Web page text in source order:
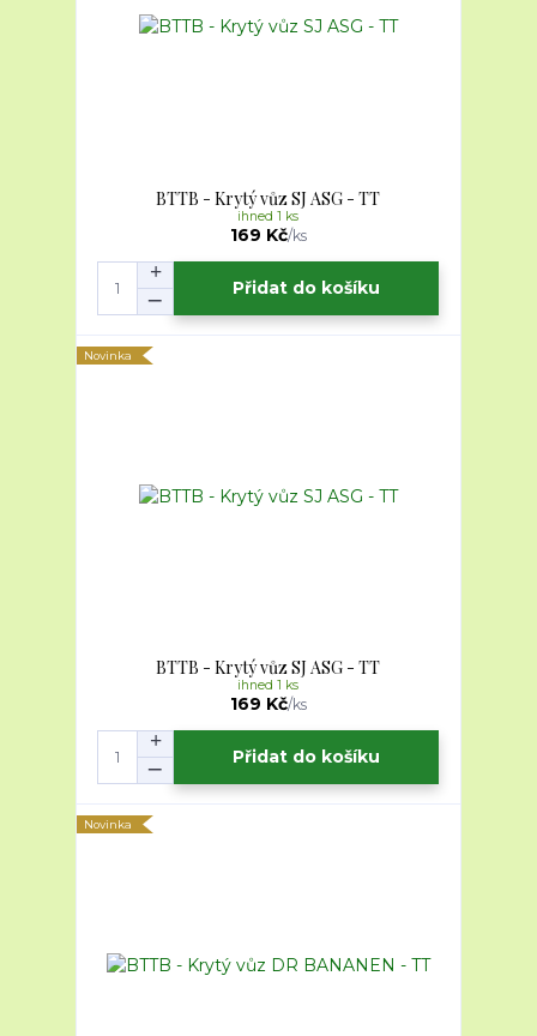
BTTB - Krytý vůz SJ ASG - TT
169 Kč/ks
ihned 1 ks
Přidat do košíku
Novinka
BTTB - Krytý vůz SJ ASG - TT
169 Kč/ks
ihned 1 ks
Přidat do košíku
Novinka